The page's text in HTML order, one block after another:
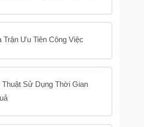
Trận Ưu Tiên Công Việc
Thuật Sử Dụng Thời Gian